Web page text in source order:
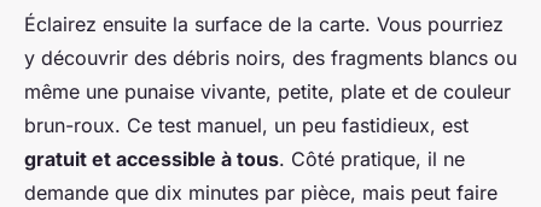
Éclairez ensuite la surface de la carte. Vous pourriez
y découvrir des débris noirs, des fragments blancs ou
même une punaise vivante, petite, plate et de couleur
brun-roux. Ce test manuel, un peu fastidieux, est
gratuit et accessible à tous. Côté pratique, il ne
demande que dix minutes par pièce, mais peut faire